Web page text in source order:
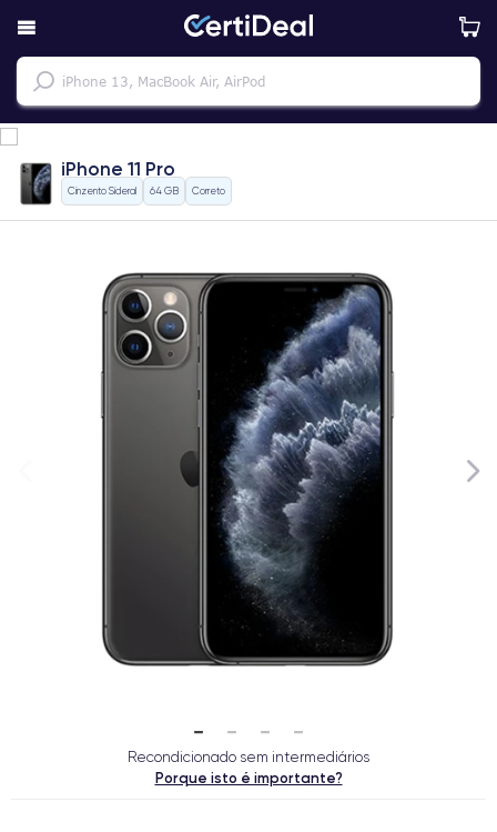
iPhone 11 Pro
Cinzento Sideral 64 GB Correto
Recondicionado sem intermediários
Porque isto é importante?